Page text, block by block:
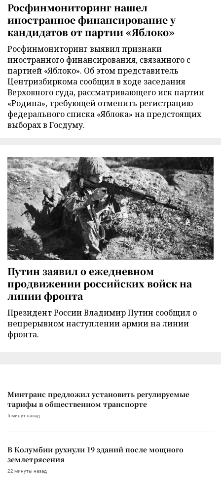
Росфинмониторинг нашел
иностранное финансирование у
кандидатов от партии «Яблоко»
Росфинмониторинг выявил признаки
иностранного финансирования, связанного с
партией «Яблоко». Об этом представитель
Центризбиркома сообщил в ходе заседания
Верховного суда, рассматривающего иск партии
«Родина», требующей отменить регистрацию
федерального списка «Яблока» на предстоящих
выборах в Госдуму.
Путин заявил о ежедневном
продвижении российских войск на
линии фронта
Президент России Владимир Путин сообщил о
непрерывном наступлении армии на линии
фронта.
Минтранс предложил установить регулируемые
тарифы в общественном транспорте
5 минут назад
В Колумбии рухнули 19 зданий после мощного
землетрясения
22 минуты назад